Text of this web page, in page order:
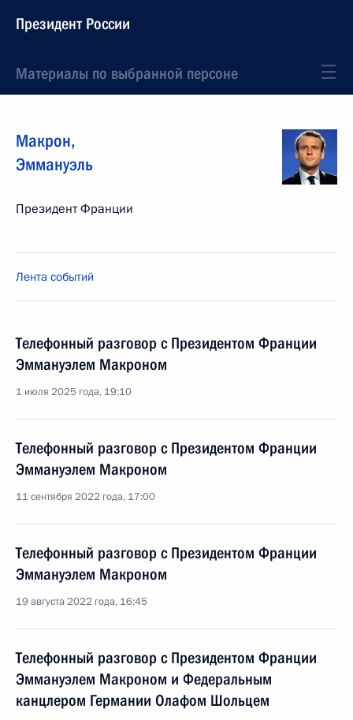
Президент России
Материалы по выбранной персоне
Макрон,
Эммануэль
Президент Франции
Лента событий
Телефонный разговор с Президентом Франции
Эммануэлем Макроном
1 июля 2025 года, 19:10
Телефонный разговор с Президентом Франции
Эммануэлем Макроном
11 сентября 2022 года, 17:00
Телефонный разговор с Президентом Франции
Эммануэлем Макроном
19 августа 2022 года, 16:45
Телефонный разговор с Президентом Франции
Эммануэлем Макроном и Федеральным
канцлером Германии Олафом Шольцем